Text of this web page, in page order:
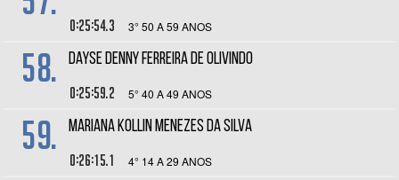
0:25:54.3 3° 50 A 59 ANOS
58. DAYSE DENNY FERREIRA DE OLIVINDO
0:25:59.2 5° 40 A 49 ANOS
59. MARIANA KOLLIN MENEZES DA SILVA
0:26:15.1 4° 14 A 29 ANOS